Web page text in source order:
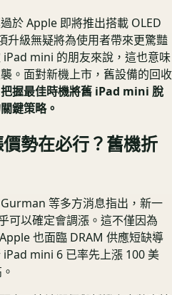
於 Apple 即將推出搭載 OLED
升級無疑將為使用者帶來更驚豔
mini 的朋友來說，這也意味
。面對新機上市，舊設備的回收
把握最佳時機將舊 iPad mini 脫
鍵策略。
勢在必行？舊機折
等多方消息指出，新一
可以確定會調漲。這不僅因為
也面臨 DRAM 供應短缺導
mini 6 已率先上漲 100 美